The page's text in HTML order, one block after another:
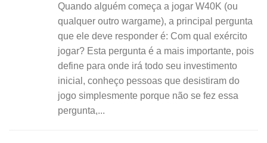
Quando alguém começa a jogar W40K (ou
qualquer outro wargame), a principal pergunta
que ele deve responder é: Com qual exército
jogar? Esta pergunta é a mais importante, pois
define para onde irá todo seu investimento
inicial, conheço pessoas que desistiram do
jogo simplesmente porque não se fez essa
pergunta,...